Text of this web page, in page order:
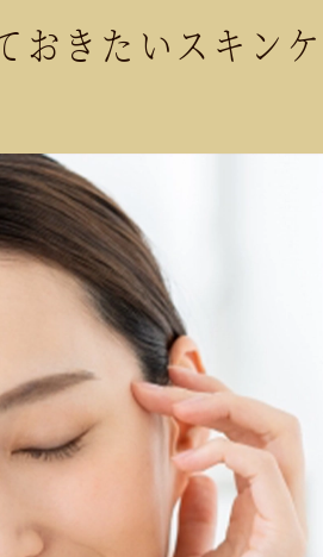
おきたいスキン